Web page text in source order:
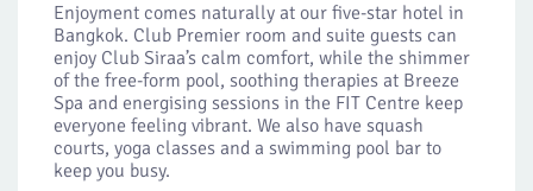
Enjoyment comes naturally at our five-star hotel in
Bangkok. Club Premier room and suite guests can
enjoy Club Siraa’s calm comfort, while the shimmer
of the free-form pool, soothing therapies at Breeze
Spa and energising sessions in the FIT Centre keep
everyone feeling vibrant. We also have squash
courts, yoga classes and a swimming pool bar to
keep you busy.